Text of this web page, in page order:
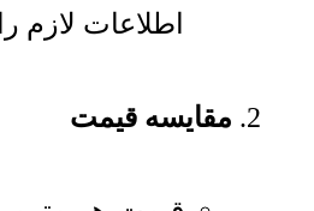
اطلاعات لازم
مقایسه قیمت